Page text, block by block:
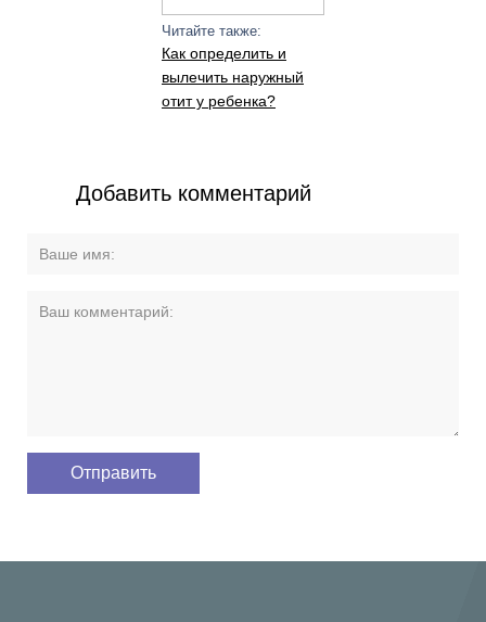
Читайте также:
Как определить и
вылечить наружный
отит у ребенка?
Добавить комментарий